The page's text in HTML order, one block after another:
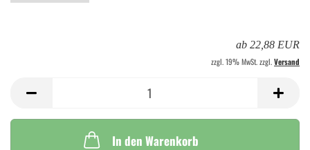
ab 22,88 EUR
zzgl. 19% MwSt. zzgl.Versand
In den Warenkorb